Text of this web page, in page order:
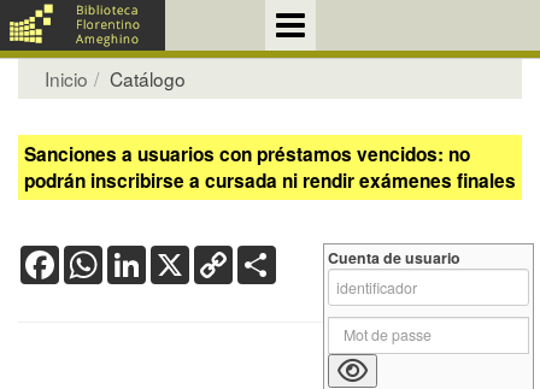
Inicio Catálogo
Sanciones a usuarios con préstamos vencidos: no
podrán inscribirse a cursada ni rendir exámenes finales
FacebookWhatsApp
LinkedIn
X Copy
Link
Cuenta de usuario